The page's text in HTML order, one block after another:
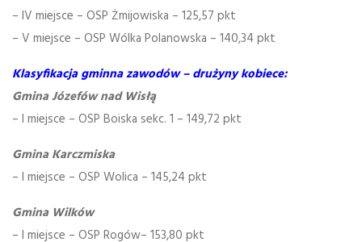
– IV miejsce – OSP Żmijowiska – 125,57 pkt
– V miejsce – OSP Wólka Polanowska – 140,34 pkt
Klasyfikacja gminna zawodów – drużyny kobiece:
Gmina Józefów nad Wisłą
– I miejsce – OSP Boiska sekc. 1 – 149,72 pkt
Gmina Karczmiska
– I miejsce – OSP Wolica – 145,24 pkt
Gmina Wilków
– I miejsce – OSP Rogów– 153,80 pkt